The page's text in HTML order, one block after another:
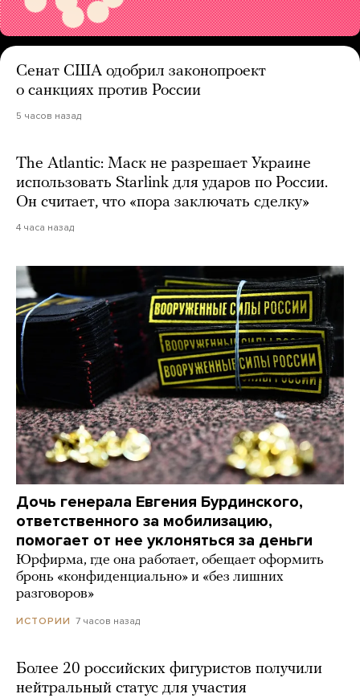
Сенат США одобрил законопроект
о санкциях против России
5 часов назад
The Atlantic: Маск не разрешает Украине
использовать Starlink для ударов по России.
Он считает, что «пора заключать сделку»
4 часа назад
Дочь генерала Евгения Бурдинского,
ответственного за мобилизацию,
помогает от нее уклоняться за деньги
Юрфирма, где она работает, обещает оформить
бронь «конфиденциально» и «без лишних
разговоров»
ИСТОРИИ 7 часов назад
Более 20 российских фигуристов получили
нейтральный статус для участия